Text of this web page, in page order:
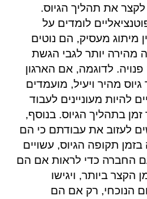
לקצר את תהליך הגיוס.
לומדים על
מיתוג מעסיק, הם נוטים
מהירה יותר לגבי הגשת
לדוגמה, אם הארגון
גיוס מהיר ויעיל, מועמדים
להיות מעוניינים לעבוד
זמן בתהליך הגיוס. בנוסף,
לעזוב את עבודתם כי הם
בזמן תקופה הגיוס, עשויים
החברה כדי לראות אם הם
הקצר ביותר, ויגישו
הנוכחי, רק אם הם